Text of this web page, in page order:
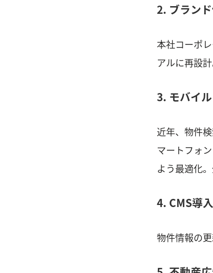
2. ブラン
本社コーポ
アルに再設計
3. モバイ
近年、物件
マートフォ
よう最適化
4. CMS導
物件情報の